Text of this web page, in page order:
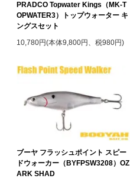
PRADCO Topwater Kings（MK-T
OPWATER3）トップウォーター キ
ングスセット
10,780円(本体9,800円、税980円)
ブーヤ フラッシュポイント スピー
ドウォーカー（BYFPSW3208）OZ
ARK SHAD